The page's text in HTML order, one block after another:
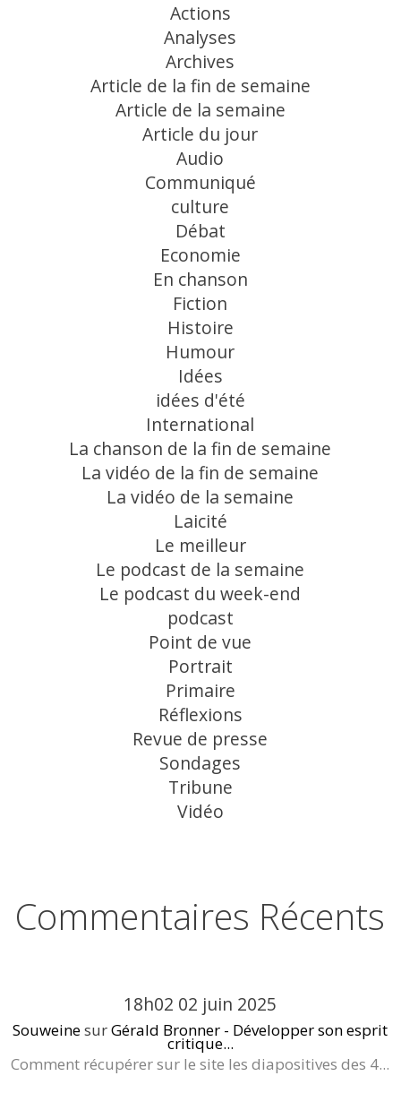
Actions
Analyses
Archives
Article de la fin de semaine
Article de la semaine
Article du jour
Audio
Communiqué
culture
Débat
Economie
En chanson
Fiction
Histoire
Humour
Idées
idées d'été
International
La chanson de la fin de semaine
La vidéo de la fin de semaine
La vidéo de la semaine
Laicité
Le meilleur
Le podcast de la semaine
Le podcast du week-end
podcast
Point de vue
Portrait
Primaire
Réflexions
Revue de presse
Sondages
Tribune
Vidéo
Commentaires Récents
18h02 02 juin 2025
SouweinesurGérald Bronner - Développer son esprit
critique...
Comment récupérer sur le site les diapositives des 4...